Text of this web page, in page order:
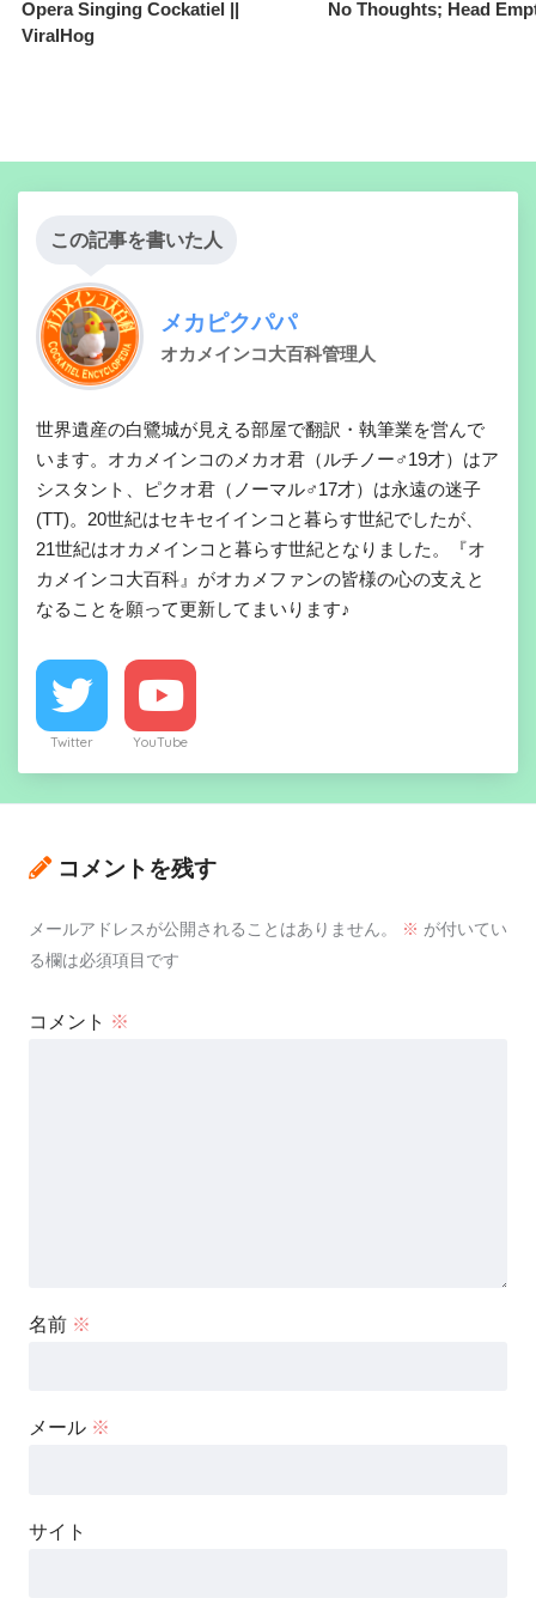
Opera Singing Cockatiel ||
ViralHog
No Thoughts; Head
この記事を書いた人
メカピクパパ
オカメインコ大百科管理人
世界遺産の白鷺城が見える部屋で翻訳・執筆業を営んで
います。オカメインコのメカオ君（ルチノー♂19才）はア
シスタント、ピクオ君（ノーマル♂17才）は永遠の迷子
(TT)。20世紀はセキセイインコと暮らす世紀でしたが、
21世紀はオカメインコと暮らす世紀となりました。『オ
カメインコ大百科』がオカメファンの皆様の心の支えと
なることを願って更新してまいります♪
Twitter YouTube
コメントを残す
メールアドレスが公開されることはありません。 ※ が付いてい
る欄は必須項目です
コメント ※
名前 ※
メール ※
サイト